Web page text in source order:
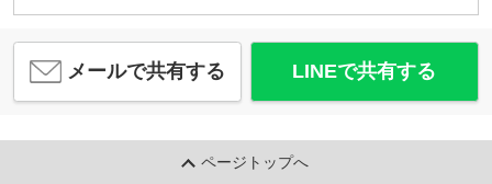
メールで共有する LINEで共有する
ページトップへ